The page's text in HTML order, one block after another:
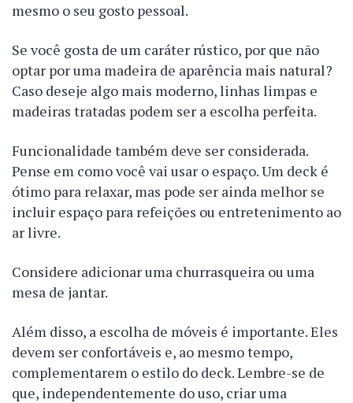
mesmo o seu gosto pessoal.
Se você gosta de um caráter rústico, por que não
optar por uma madeira de aparência mais natural?
Caso deseje algo mais moderno, linhas limpas e
madeiras tratadas podem ser a escolha perfeita.
Funcionalidade também deve ser considerada.
Pense em como você vai usar o espaço. Um deck é
ótimo para relaxar, mas pode ser ainda melhor se
incluir espaço para refeições ou entretenimento ao
ar livre.
Considere adicionar uma churrasqueira ou uma
mesa de jantar.
Além disso, a escolha de móveis é importante. Eles
devem ser confortáveis e, ao mesmo tempo,
complementarem o estilo do deck. Lembre-se de
que, independentemente do uso, criar uma